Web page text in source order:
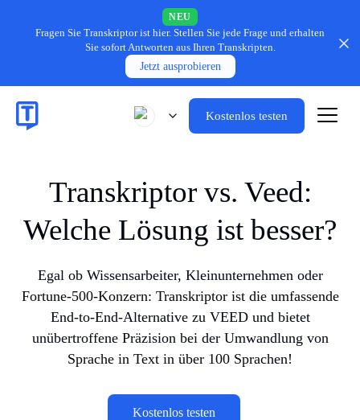
NEU
Fragen Sie Transkriptor ist hier. Stellen Sie jede Frage und erhalten
Sie sofort Antworten aus Ihren Transkripten.
Jetzt ausprobieren
Kostenlos testen
Transkriptor vs. Veed:
Welche Lösung ist besser?
Egal ob Wissensarbeiter, Kleinunternehmen oder
Fortune-500-Konzern: Transkriptor ist die umfassende
End-to-End-Alternative zu VEED und bietet
unübertroffene Präzision bei der Umwandlung von
Sprache in Text in über 100 Sprachen!
Kostenlos testen